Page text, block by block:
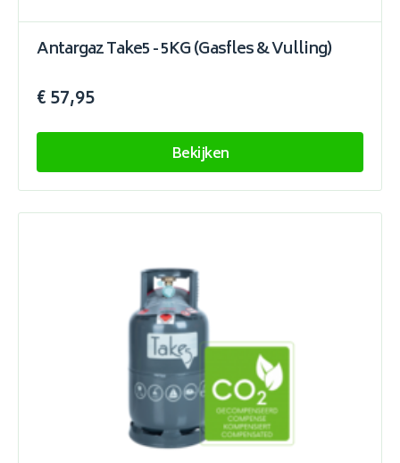
Antargaz Take5 - 5KG (Gasfles & Vulling)
€ 57,95
Bekijken